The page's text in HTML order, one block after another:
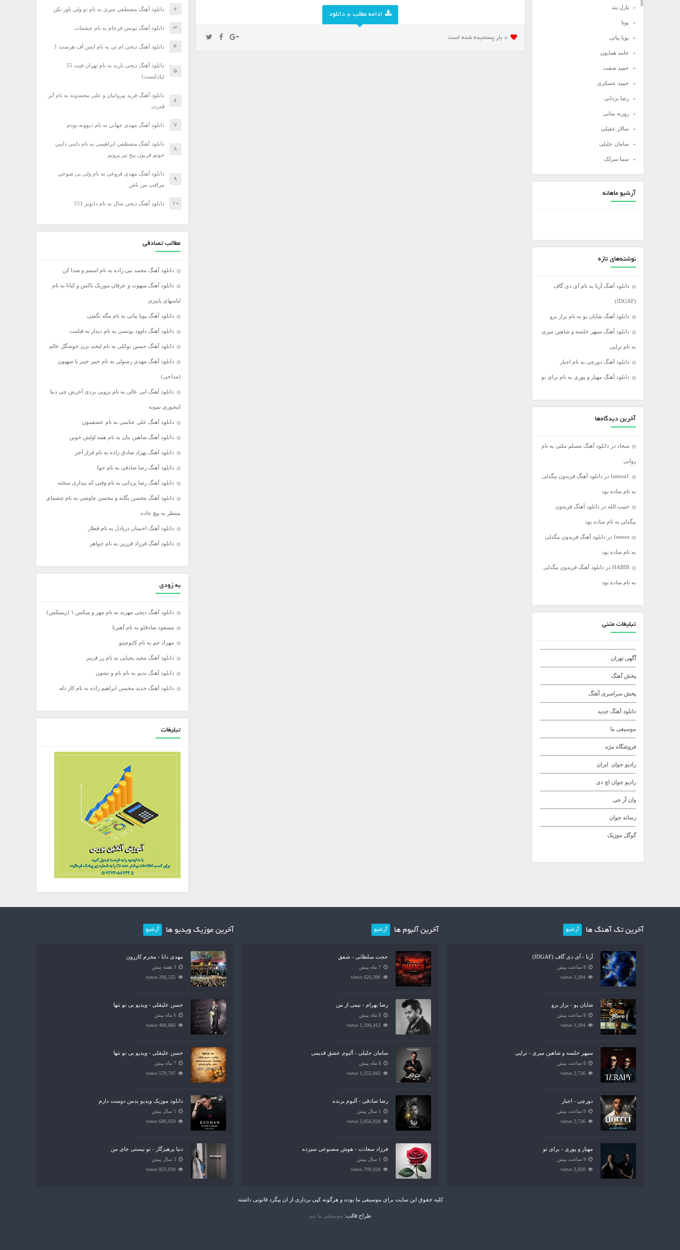
پازل بند
پویا
پویا بیاتی
حامد همایون
حمید صفت
حمید عسکری
رضا یزدانی
روزبه بمانی
سالار عقیلی
سامان جلیلی
سینا سرلک
شادمهر عقیلی
مجید اخشابی
مجید خراطها
محسن چاووشی
محسن یگانه
محمد رضا گلزار
محمد علیزاده
مرتضی اشرفی
مرتضی سرمدی
مهدی جهانی
مهدی یغمایی
میثم ابراهیمی
میلاد راستاد
آرشیو ماهانه
نوشته‌های تازه
دانلود آهنگ آرتا به نام آی دی گاف
(IDGAF)
دانلود آهنگ شایان یو به نام بزار برو
دانلود آهنگ سپهر خلسه و شاهین میری
به نام تراپی
دانلود آهنگ دورچی به نام اجبار
دانلود آهنگ مهیار و پوری به نام برای تو
آخرین دیدگاه‌ها
سجاد در دانلود آهنگ مسلم ملتی به نام
روانی
fatmea1 در دانلود آهنگ فریدون بیگدلی
به نام ساده بود
حبیب الله در دانلود آهنگ فریدون
بیگدلی به نام ساده بود
fatmea در دانلود آهنگ فریدون بیگدلی
به نام ساده بود
HABIB در دانلود آهنگ فریدون بیگدلی
به نام ساده بود
تبلیغات متنی
آگهی تهران
پخش آهنگ
پخش سراسری آهنگ
دانلود آهنگ جدید
موسیقی ما
فروشگاه مژه
رادیو جوان ایران
رادیو جوان اچ دی
وان آر جی
رسانه جوان
گوگل موزیک
ادامه مطلب + دانلود
0 بار پسنديده شده است
دانلود آهنگ مصطفی میری به نام تو ولی باور نکن
دانلود آهنگ یونس فرجام به نام چشمات
دانلود آهنگ دیجی ام تی به نام ایس آف هرست 1
دانلود آهنگ دیجی باربد به نام تهران فیت 55
(پادکست)
دانلود آهنگ فرید پیروانیان و علی محمدوند به نام اَبَر
قدرت
دانلود آهنگ مهدی جهانی به نام دیوونه بودم
دانلود آهنگ مصطفی ابراهیمی به نام داینی داینی
جونم قربون پنج تیر پرونم
دانلود آهنگ مهدی فروغی به نام ولی بی شوخی
مراقب من باش
دانلود آهنگ دیجی سال به نام دابویز 151
مطالب تصادفی
دانلود آهنگ محمد نبی زاده به نام اسمم و صدا کن
دانلود آهنگ مبهوت و عرفان موزیک باکس و کیانا به نام
لباسهای پاییزی
دانلود آهنگ پویا بیاتی به نام مگه نگفتی
دانلود آهنگ داوود یونسی به نام دیدار به قیامت
دانلود آهنگ حسین توکلی به نام لبخند بزن خوشگل عالم
دانلود آهنگ مهدی رسولی به نام خیبر خیبر یا صهیون
(مداحی)
دانلود آهنگ ابی عالی به نام بزویی بردی آخرش چی دنیا
اینجوری نمونه
دانلود آهنگ علی عباسی به نام عشقمون
دانلود آهنگ شاهین بنان به نام همه اولش خوبن
دانلود آهنگ بهزاد صادق زاده به نام قرار آخر
دانلود آهنگ رضا صادقی به نام حوا
دانلود آهنگ رضا یزدانی به نام وقتی که بیداری سخته
دانلود آهنگ محسن یگانه و محسن چاوشی به نام چشمای
منتظر به پیچ جاده
دانلود آهنگ احسان دریادل به نام قطار
دانلود آهنگ فرزاد فرزین به نام جواهر
به زودی
دانلود آهنگ دیجی مهربد به نام مهر و میکس ۱ (ریمیکس)
مسعود صادقلو به نام آهنربا
مهراد جم به نام کاپوچینو
دانلود آهنگ مجید یحیایی به نام رز قرمز
دانلود آهنگ ندیم به نام نام و نشون
دانلود آهنگ جدید محسن ابراهیم زاده به نام کار دله
تبلیغات
آخرین تک آهنگ ها آرشیو
آرتا - آی دی گاف (IDGAF)
8 ساعت پیش
1,094 views
شایان یو - بزار برو
8 ساعت پیش
1,094 views
سپهر خلسه و شاهین میری - تراپی
8 ساعت پیش
2,736 views
دورچی - اجبار
9 ساعت پیش
2,736 views
مهیار و پوری - برای تو
9 ساعت پیش
3,830 views
آخرین آلبوم ها آرشیو
حجت سلطانی - شفق
7 ماه پیش
620,390 views
رضا بهرام - نیمی از من
8 ماه پیش
1,190,413 views
سامان جلیلی - آلبوم عشق قدیمی
8 ماه پیش
1,155,942 views
رضا صادقی - آلبوم برنده
1 سال پیش
3,056,920 views
فرزاد سعادت - هوش مصنوعی سیزده
1 سال پیش
799,830 views
آخرین موزیک ویدیو ها آرشیو
مهدی دانا - محرم کازرون
3 هفته پیش
206,325 views
حسن علیقلی - ویدیو بی تو تنها
6 ماه پیش
400,866 views
حسن علیقلی - ویدیو بی تو تنها
7 ماه پیش
579,707 views
دانلود موزیک ویدیو بدمن دوست دارم
1 سال پیش
686,059 views
دنیا پرهیزگار - تو نیستی جای من
2 سال پیش
825,030 views
کلیه حقوق این سایت برای موسیقی ما بوده و هرگونه کپی برداری از ان پیگرد قانونی داشته.
طراح قالب: موسیقی ما تیم